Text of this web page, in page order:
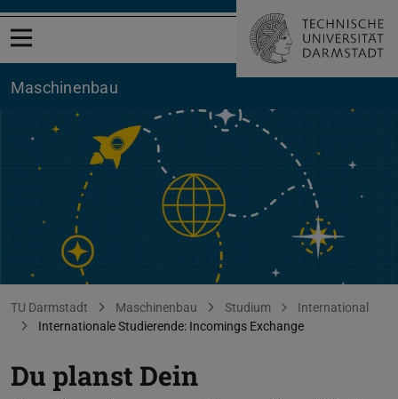
Menü öffnen
Maschinenbau
Sie befinden sich hier:
TU Darmstadt Maschinenbau Studium
International
Internationale Studierende: Incomings Exchange
Du planst Dein